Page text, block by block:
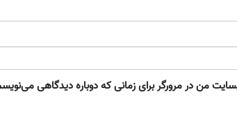
من در مرورگر برای زمانی که دوباره دیدگاهی